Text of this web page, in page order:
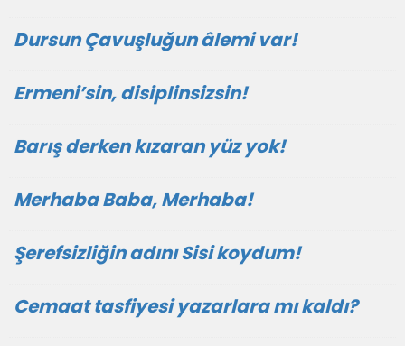
Dursun Çavuşluğun âlemi var!
Ermeni’sin, disiplinsizsin!
Barış derken kızaran yüz yok!
Merhaba Baba, Merhaba!
Şerefsizliğin adını Sisi koydum!
Cemaat tasfiyesi yazarlara mı kaldı?